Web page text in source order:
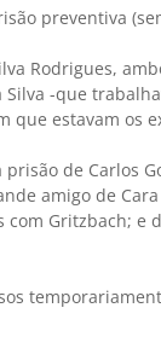
preventiva
Rodrigues,
-que
estavam os
de Carlos
amigo de
Gritzbach; e